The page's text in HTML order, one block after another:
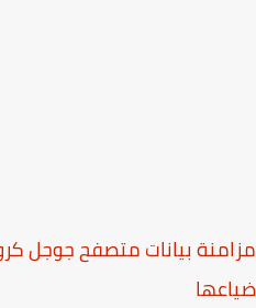
بيانات متصفح جوجل